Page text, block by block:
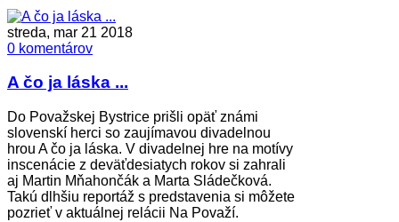
streda, mar 21 2018
0 komentárov
A čo ja láska ...
Do Považskej Bystrice prišli opäť známi
slovenskí herci so zaujímavou divadelnou
hrou A čo ja láska. V divadelnej hre na motívy
inscenácie z deväťdesiatych rokov si zahrali
aj Martin Mňahončák a Marta Sládečková.
Takú dlhšiu reportáž s predstavenia si môžete
pozrieť v aktuálnej relácii Na Považí.